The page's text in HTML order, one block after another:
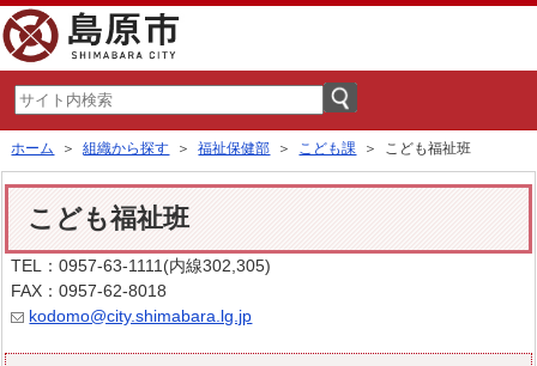
ホーム ＞組織から探す ＞福祉保健部 ＞ こども課 ＞ こども福祉班
こども福祉班
TEL：0957-63-1111(内線302,305)
FAX：0957-62-8018
kodomo@city.shimabara.lg.jp